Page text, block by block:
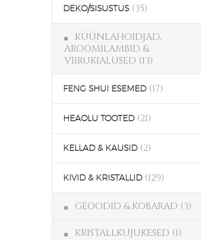
DEKO/SISUSTUS (35)
KÜÜNLAHOIDJAD,
AROOMILAMBID &
VIIRUKIALUSED (13)
FENG SHUI ESEMED (17)
HEAOLU TOOTED (21)
KELLAD & KAUSID (2)
KIVID & KRISTALLID (129)
GEOODID & KOBARAD (3)
KRISTALLKUJUKESED (1)